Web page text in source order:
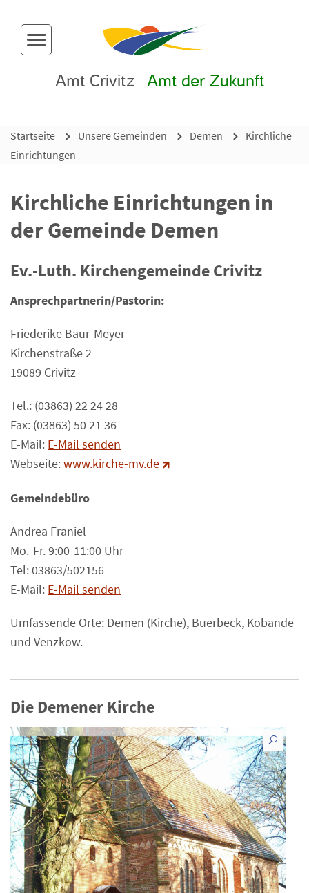
Menü-Button
Amt Crivitz Amt der Zukunft
Startseite Unsere Gemeinden Demen
Kirchliche
Einrichtungen
Kirchliche Einrichtungen in
der Gemeinde Demen
Ev.-Luth. Kirchengemeinde Crivitz
Ansprechpartnerin/Pastorin:
Friederike Baur-Meyer
Kirchenstraße 2
19089 Crivitz
Tel.: (03863) 22 24 28
Fax: (03863) 50 21 36
E-Mail: E-Mail senden
Webseite:www.kirche-mv.de
Gemeindebüro
Andrea Franiel
Mo.-Fr. 9:00-11:00 Uhr
Tel: 03863/502156
E-Mail: E-Mail senden
Umfassende Orte: Demen (Kirche), Buerbeck, Kobande
und Venzkow.
Die Demener Kirche